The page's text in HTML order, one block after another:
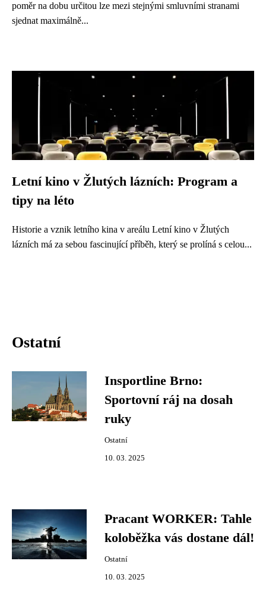
poměr na dobu určitou lze mezi stejnými smluvními stranami
sjednat maximálně...
Letní kino v Žlutých lázních: Program a
tipy na léto
Historie a vznik letního kina v areálu Letní kino v Žlutých
lázních má za sebou fascinující příběh, který se prolíná s celou...
Ostatní
Insportline Brno:
Sportovní ráj na dosah
ruky
Ostatní
10. 03. 2025
Pracant WORKER: Tahle
koloběžka vás dostane dál!
Ostatní
10. 03. 2025